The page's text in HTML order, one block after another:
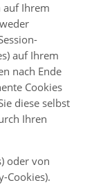
auf Ihrem
auf Ihrem
nach Ende
Cookies
diese selbst
Ihren
oder von
Cookies).